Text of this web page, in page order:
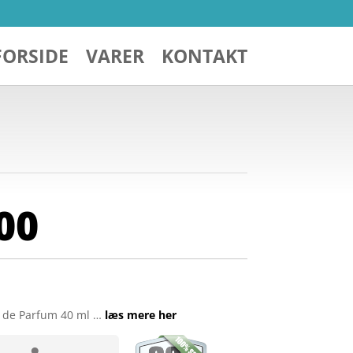
VARER KONTAKT
de Parfum 40 ml … læs mere her